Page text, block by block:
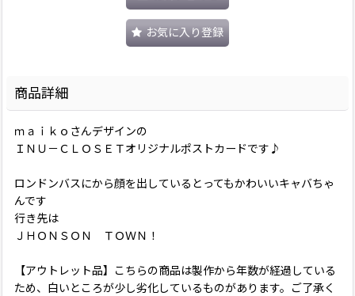
お気に入り登録
商品詳細
ｍａｉｋｏさんデザインの
ＩＮＵ－ＣＬＯＳＥＴオリジナルポストカードです♪
ロンドンバスにから顔を出しているとってもかわいいキャバちゃ
んです
行き先は
ＪＨＯＮＳＯＮ ＴＯＷＮ！
【アウトレット品】こちらの商品は製作から年数が経過している
ため、白いところが少し劣化しているものがあります。ご了承く